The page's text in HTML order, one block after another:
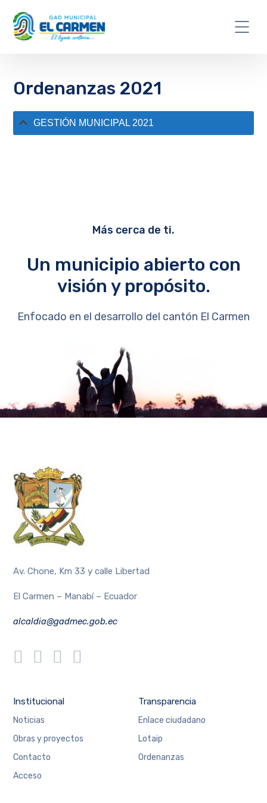
Ordenanzas 2021
GESTIÓN MUNICIPAL 2021
Más cerca de ti.
Un municipio abierto con
visión y propósito.
Enfocado en el desarrollo del cantón El Carmen
Av. Chone, Km 33 y calle Libertad
El Carmen – Manabí – Ecuador
alcaldia@gadmec.gob.ec
Institucional
Noticias
Obras y proyectos
Contacto
Acceso
Transparencia
Enlace ciudadano
Lotaip
Ordenanzas